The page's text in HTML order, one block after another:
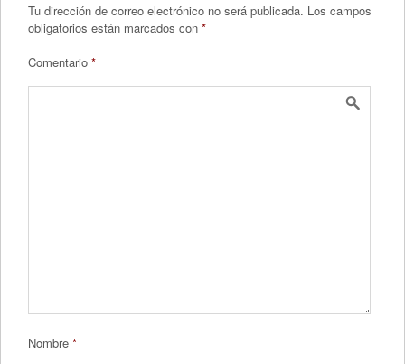
Tu dirección de correo electrónico no será publicada. Los campos
obligatorios están marcados con *
Comentario *
Nombre *